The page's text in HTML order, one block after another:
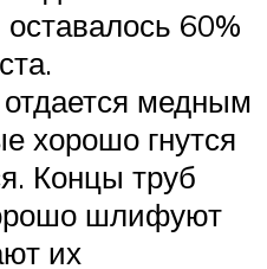
60%
медным
хорошо гнутся
Концы труб
шлифуют
их